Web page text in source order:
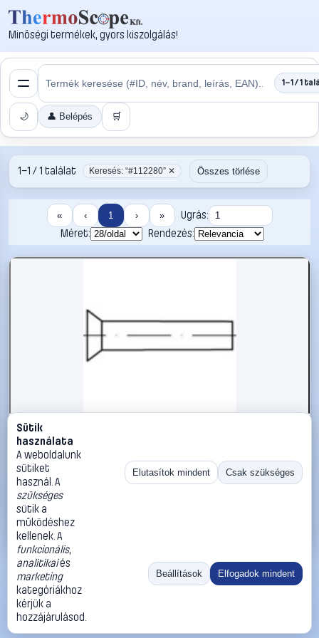
Minőségi termékek, gyors kiszolgálás!
1–1 / 1
🌙 👤 Belépés 🛒
1–1 / 1 találat Keresés: “#112280” ✕ Összes törlése
« ‹ 1 › »
Ugrás:
Méret:
Rendezés:
#112280
TOOLCRAFT 112280 Süllyesztett szegecs (Ø x H) 4 mm x 18
mm Acél 1000 db
TOOLCRAFT Szegecsek
17 990 Ft
Kosárba
«
Ugrás:
Méret:
Rendezés:
©2026
ThermoScope
ÁSZF
Cégbemutató
Sütik
használata
A weboldalunk
sütiket
használ. A
szükséges
sütik a
működéshez
kellenek. A
funkcionális,
analitikaiés
marketing
kategóriákhoz
kérjük a
hozzájárulásod.
Elutasítok mindent Csak szükséges
Beállítások Elfogadok mindent